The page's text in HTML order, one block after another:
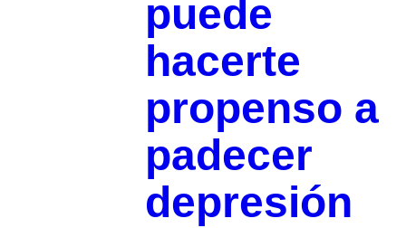
puede
hacerte
propenso a
padecer
depresión